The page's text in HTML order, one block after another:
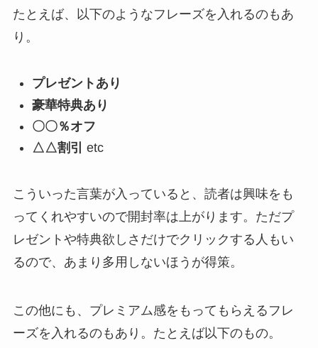
たとえば、以下のようなフレーズを入れるのもあ
り。
プレゼントあり
豪華特典あり
〇〇％オフ
△△割引
etc
こういった言葉が入っていると、読者は興味をも
ってくれやすいので開封率は上がります。ただプ
レゼントや特典欲しさだけでクリックする人もい
るので、あまり多用しないほうが得策。
この他にも、プレミアム感をもってもらえるフレ
ーズを入れるのもあり。たとえば以下のもの。